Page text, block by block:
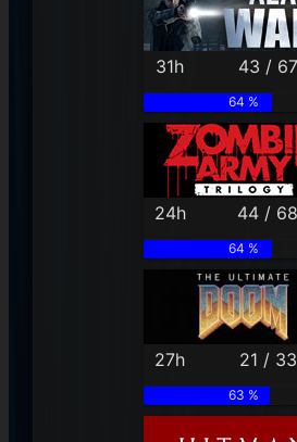
31h 43 / 67
64 %
24h 44 / 68
64 %
27h 21 / 33
63 %